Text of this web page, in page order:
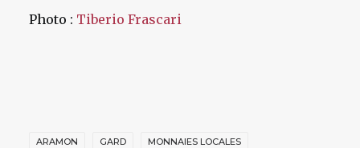
Photo : Tiberio Frascari
ARAMON GARD MONNAIES LOCALES